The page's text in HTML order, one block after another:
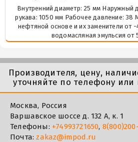
Внутренний диаметр: 25 мм Наружный
рукава: 1050 мм Рабочее давление: 38
нефтяной основе и их заменители от
водомасляная эмульсия от
Производителя, цену,
уточняйте по телефону
Москва, Россия
Варшавское шоссе д. 132 А, к. 1
Телефоны: +74993721650,
Почта:zakaz@impod.ru